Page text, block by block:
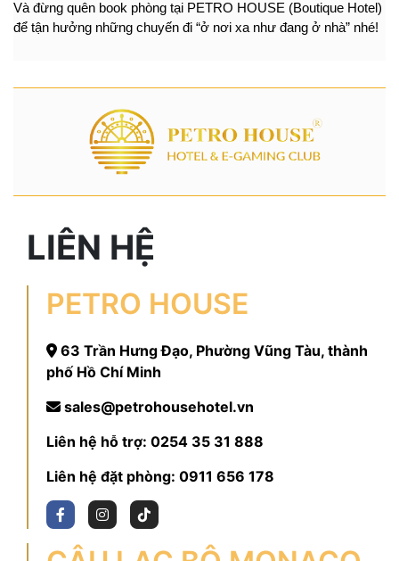
Và đừng quên book phòng tại PETRO HOUSE (Boutique Hotel)
để tận hưởng những chuyến đi “ở nơi xa như đang ở nhà” nhé!
LIÊN HỆ
PETRO HOUSE
63 Trần Hưng Đạo, Phường Vũng Tàu, thành
phố Hồ Chí Minh
sales@petrohousehotel.vn
Liên hệ hỗ trợ: 0254 35 31 888
Liên hệ đặt phòng: 0911 656 178